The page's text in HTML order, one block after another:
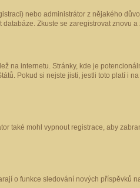
nebo administrátor z nějakého
Zkuste se zaregistrovat znovu
na internetu. Stránky, kde je
Pokud si nejste jisti, jestli toto platí i
také mohl vypnout registrace, aby
o funkce sledování nových příspěvků